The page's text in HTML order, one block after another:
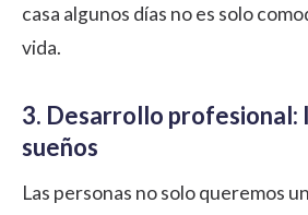
casa algunos días no es solo
vida.
3. Desarrollo profesional:
sueños
Las personas no solo queremos